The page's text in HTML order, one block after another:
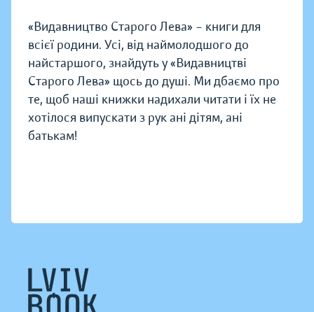
«Видавництво Старого Лева» – книги для
всієї родини. Усі, від наймолодшого до
найстаршого, знайдуть у «Видавництві
Старого Лева» щось до душі. Ми дбаємо про
те, щоб наші книжки надихали читати і їх не
хотілося випускати з рук ані дітям, ані
батькам!